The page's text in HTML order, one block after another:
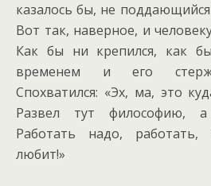
казалось бы, не
Вот так, наверное, и
Как бы ни крепился, как
временем и его
Спохватился: «Эх, ма, это
Развел тут философию, а
Работать надо,
любит!»